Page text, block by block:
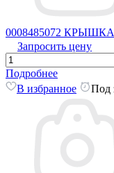
0008485072
Запросить цену
Подробнее
В избранное
Под